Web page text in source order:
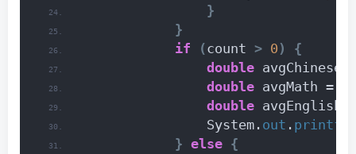
}
}
if
(count > 0 )
{
double avgChinese
double avgMath =
double avgEnglish
                System.
out . printf
} else {